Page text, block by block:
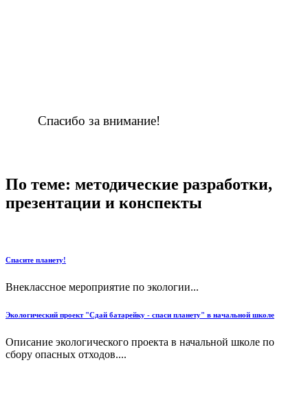
Спасибо за внимание!
По теме: методические разработки,
презентации и конспекты
Спасите планету!
Внеклассное мероприятие по экологии...
Экологический проект "Сдай батарейку - спаси планету" в начальной школе
Описание экологического проекта в начальной школе по
сбору опасных отходов....